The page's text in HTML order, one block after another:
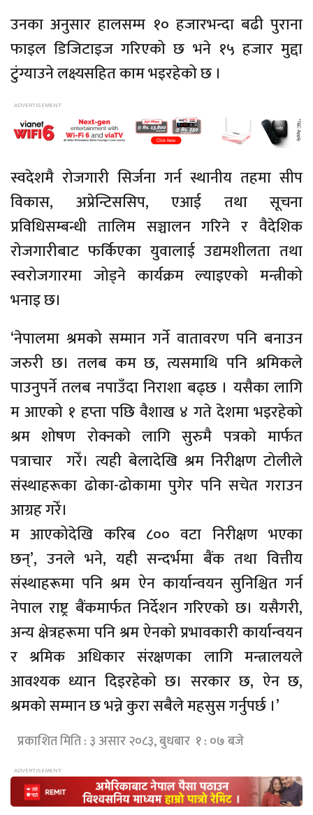
उनका अनुसार हालसम्म १० हजारभन्दा बढी पुराना
फाइल डिजिटाइज गरिएको छ भने १५ हजार मुद्दा
टुंग्याउने लक्ष्यसहित काम भइरहेको छ ।
स्वदेशमै रोजगारी सिर्जना गर्न स्थानीय तहमा सीप
विकास, अप्रेन्टिससिप, एआई तथा सूचना
प्रविधिसम्बन्धी तालिम सञ्चालन गरिने र वैदेशिक
रोजगारीबाट फर्किएका युवालाई उद्यमशीलता तथा
स्वरोजगारमा जोड्ने कार्यक्रम ल्याइएको मन्त्रीको
भनाइ छ।
‘नेपालमा श्रमको सम्मान गर्ने वातावरण पनि बनाउन
जरुरी छ। तलब कम छ, त्यसमाथि पनि श्रमिकले
पाउनुपर्ने तलब नपाउँदा निराशा बढ्छ । यसैका लागि
म आएको १ हप्ता पछि वैशाख ४ गते देशमा भइरहेको
श्रम शोषण रोक्नको लागि सुरुमै पत्रको मार्फत
पत्राचार गरेँ। त्यही बेलादेखि श्रम निरीक्षण टोलीले
संस्थाहरूका ढोका-ढोकामा पुगेर पनि सचेत गराउन
आग्रह गरेँ।
म आएकोदेखि करिब ८०० वटा निरीक्षण भएका
छन्’, उनले भने, यही सन्दर्भमा बैंक तथा वित्तीय
संस्थाहरूमा पनि श्रम ऐन कार्यान्वयन सुनिश्चित गर्न
नेपाल राष्ट्र बैंकमार्फत निर्देशन गरिएको छ। यसैगरी,
अन्य क्षेत्रहरूमा पनि श्रम ऐनको प्रभावकारी कार्यान्वयन
र श्रमिक अधिकार संरक्षणका लागि मन्त्रालयले
आवश्यक ध्यान दिइरहेको छ। सरकार छ, ऐन छ,
श्रमको सम्मान छ भन्ने कुरा सबैले महसुस गर्नुपर्छ ।’
प्रकाशित मिति : ३ असार २०८३, बुधबार १ : ०७ बजे